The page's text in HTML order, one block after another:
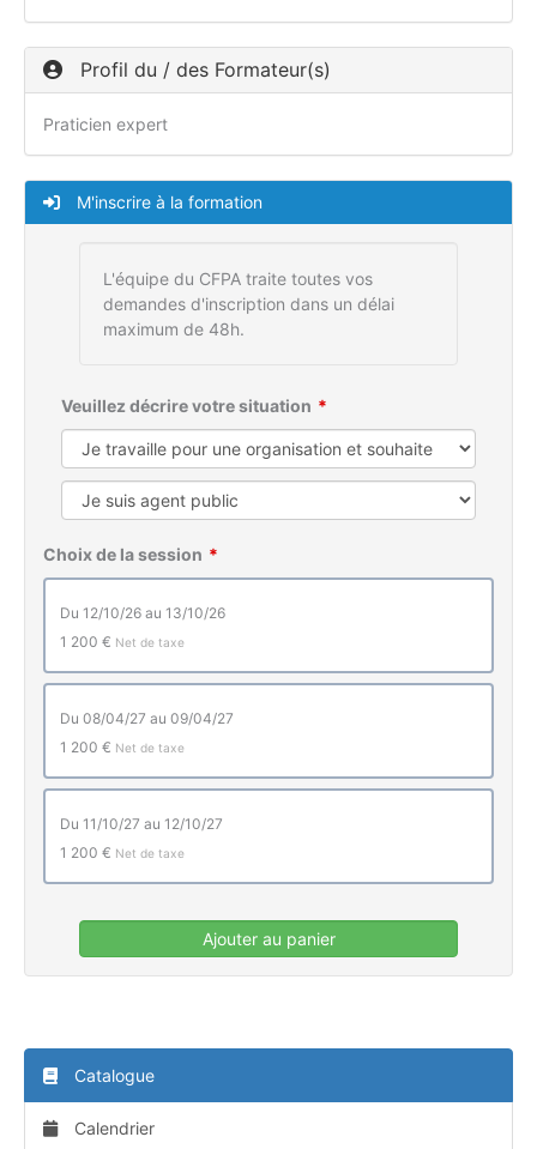
Profil du / des Formateur(s)
Praticien expert
M'inscrire à la formation
L'équipe du CFPA traite toutes vos
demandes d'inscription dans un délai
maximum de 48h.
Veuillez décrire votre situation
Choix de la session
du 12/10/26 au 13/10/26
1 200 € Net de taxe
du 08/04/27 au 09/04/27
1 200 € Net de taxe
du 11/10/27 au 12/10/27
1 200 € Net de taxe
Ajouter au panier
Catalogue
Calendrier